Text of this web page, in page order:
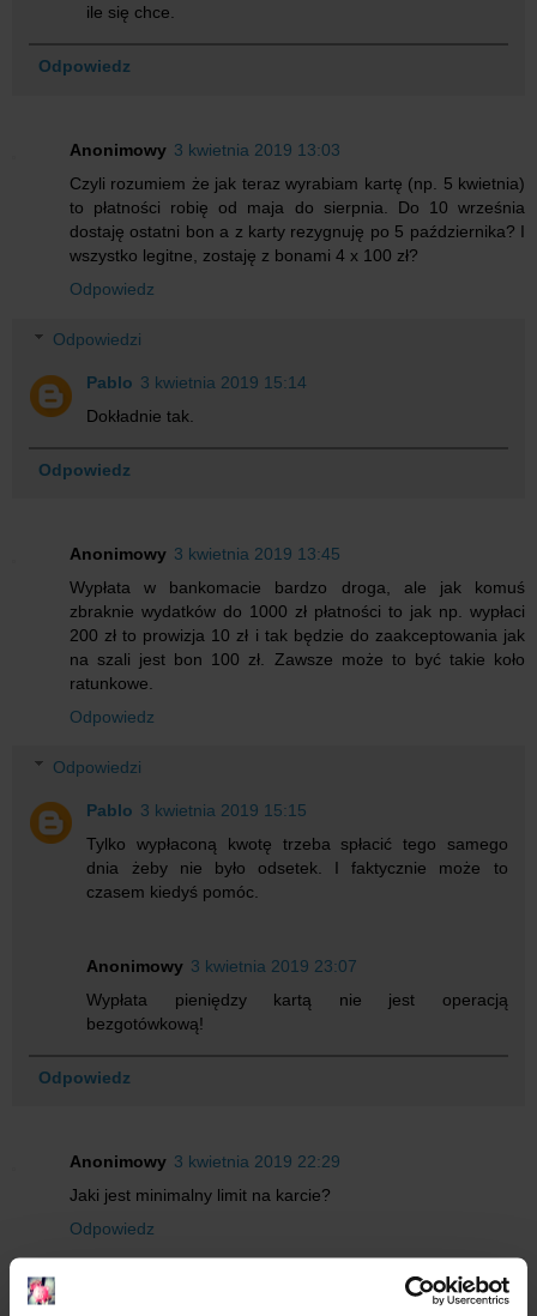
ile się chce.
Odpowiedz
Anonimowy 3 kwietnia 2019 13:03
Czyli rozumiem że jak teraz wyrabiam kartę (np. 5 kwietnia)
to płatności robię od maja do sierpnia. Do 10 września
dostaję ostatni bon a z karty rezygnuję po 5 października? I
wszystko legitne, zostaję z bonami 4 x 100 zł?
Odpowiedz
Odpowiedzi
Pablo 3 kwietnia 2019 15:14
Dokładnie tak.
Odpowiedz
Anonimowy 3 kwietnia 2019 13:45
Wypłata w bankomacie bardzo droga, ale jak komuś
zbraknie wydatków do 1000 zł płatności to jak np. wypłaci
200 zł to prowizja 10 zł i tak będzie do zaakceptowania jak
na szali jest bon 100 zł. Zawsze może to być takie koło
ratunkowe.
Odpowiedz
Odpowiedzi
Pablo 3 kwietnia 2019 15:15
Tylko wypłaconą kwotę trzeba spłacić tego samego
dnia żeby nie było odsetek. I faktycznie może to
czasem kiedyś pomóc.
Anonimowy 3 kwietnia 2019 23:07
Wypłata pieniędzy kartą nie jest operacją
bezgotówkową!
Odpowiedz
Anonimowy 3 kwietnia 2019 22:29
Jaki jest minimalny limit na karcie?
Odpowiedz
Odpowiedzi